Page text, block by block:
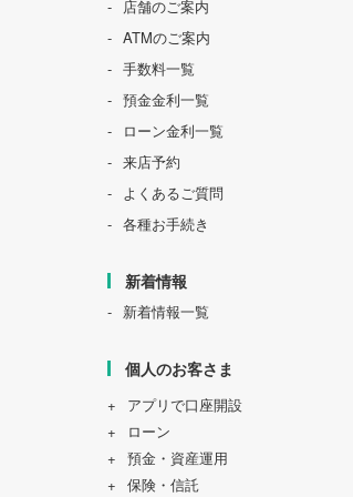
店舗のご案内
ATMのご案内
手数料一覧
預金金利一覧
ローン金利一覧
来店予約
よくあるご質問
各種お手続き
新着情報
新着情報一覧
個人のお客さま
アプリで口座開設
ローン
預金・資産運用
保険・信託